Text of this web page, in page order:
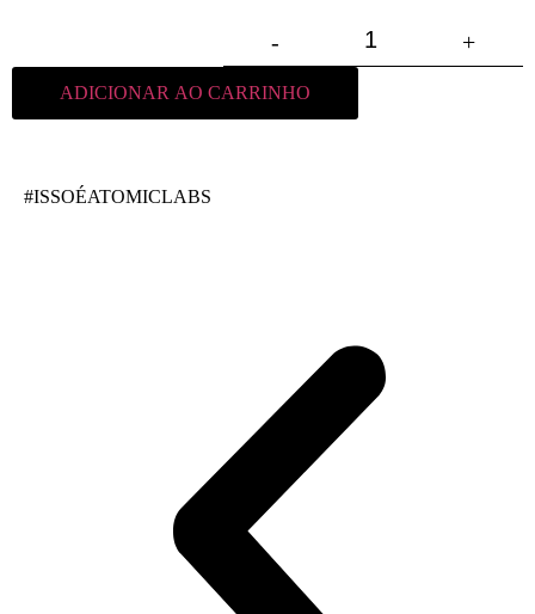
- +
ADICIONAR AO CARRINHO
#ISSOÉATOMICLABS